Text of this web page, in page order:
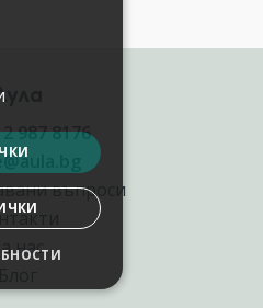
987 8176
въпроси
нас